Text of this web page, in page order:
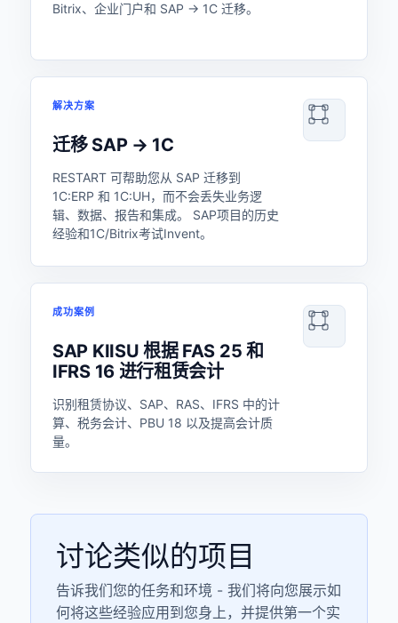
Bitrix、企业门户和 SAP → 1C 迁移。
解决方案
迁移 SAP → 1C
RESTART 可帮助您从 SAP 迁移到
1C:ERP 和 1C:UH，而不会丢失业务逻
辑、数据、报告和集成。 SAP项目的历史
经验和1C/Bitrix考试Invent。
成功案例
SAP KIISU 根据 FAS 25 和
IFRS 16 进行租赁会计
识别租赁协议、SAP、RAS、IFRS 中的计
算、税务会计、PBU 18 以及提高会计质
量。
讨论类似的项目
告诉我们您的任务和环境 - 我们将向您展示如
何将这些经验应用到您身上，并提供第一个实